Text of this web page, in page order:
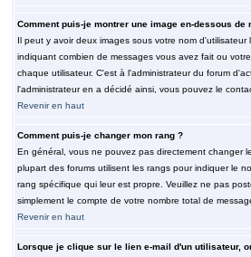
Comment puis-je montrer une image en-dessous de
Il peut y avoir deux images sous votre nom
indiquant combien de messages vous avez fait ou
chaque utilisateur. C'est à l'administrateur du forum
l'administrateur en a décidé ainsi, vous pouvez le
Revenir en haut
Comment puis-je changer mon rang ?
En général, vous ne pouvez pas directement changer
plupart des forums utilisent les rangs pour indiquer le
rang spécifique qui leur est propre. Veuillez ne pas
simplement le compte de votre nombre total de
Revenir en haut
Lorsque je clique sur le lien e-mail d'un utilisateur,